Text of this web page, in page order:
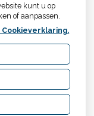
| Voorwaarden
kunt u op
of aanpassen.